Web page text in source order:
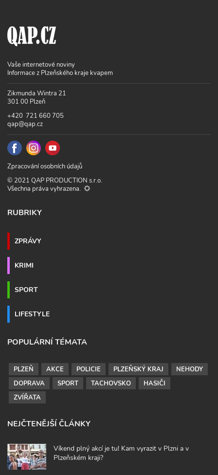
Vaše internetové noviny
Informace z Plzeňského kraje kvapem
Zikmunda Wintra 21
301 00 Plzeň
+420 721 660 705
qap@qap.cz
Zpracování osobních údajů
© 2021 QAP PRODUCTION s.r.o.
Všechna práva vyhrazena.
RUBRIKY
ZPRÁVY
KRIMI
SPORT
LIFESTYLE
POPULÁRNÍ TÉMATA
PLZEŇ AKCE POLICIE PLZEŇSKÝ KRAJ
NEHODY
DOPRAVA
SPORT TACHOVSKO
HASIČI
ZVÍŘATA
NEJČTENĚJŠÍ ČLÁNKY
Víkend plný akcí je tu! Kam vyrazit v Plzni a v
Plzeňském kraji?